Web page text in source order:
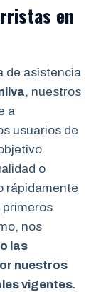
en
de asistencia
, nuestros
a
usuarios de
o
rápidamente
primeros
nos
las
nuestros
vigentes.